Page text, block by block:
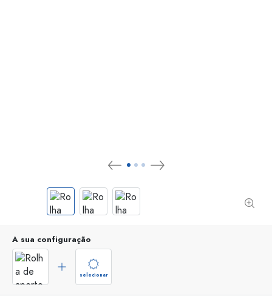
A sua configuração
selecionar